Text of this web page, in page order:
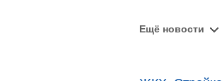
Ещё новости